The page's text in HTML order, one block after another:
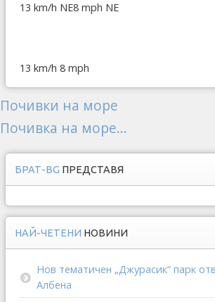
13 km/h NE8 mph NE
13 km/h 8 mph
Почивки на море
Почивка на море...
БРАТ-BG ПРЕДСТАВЯ
НАЙ-ЧЕТЕНИ НОВИНИ
Нов тематичен „Джурасик“ парк
Албена